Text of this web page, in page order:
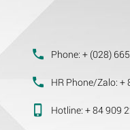
Phone: + (028)
HR Phone/Zalo: +
Hotline: + 84 909